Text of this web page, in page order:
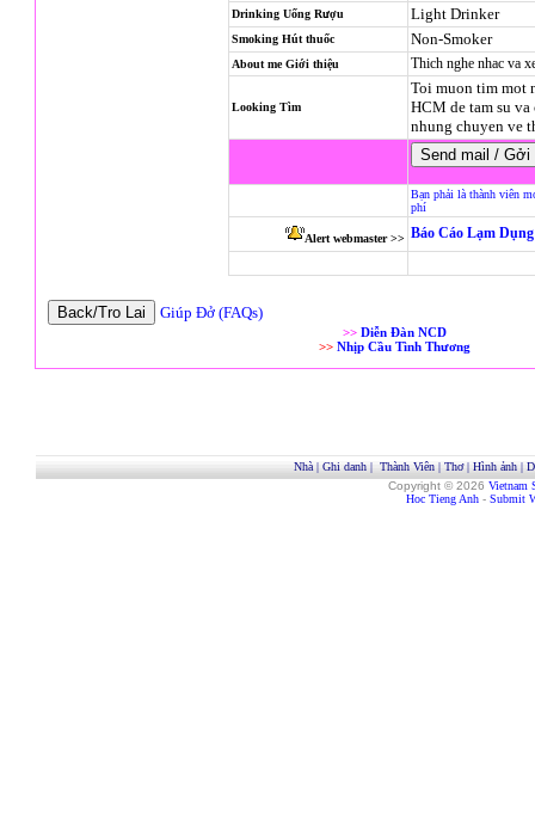
Drinking Uống Rượu Light Drinker
Smoking Hút thuốc Non-Smoker
About me Giới thiệu Thich nghe nhac va
Looking Tìm
Toi muon tim mot
HCM de tam su
nhung chuyen ve
Bạn phải là thành viên
phí
Alert webmaster >> Báo Cáo Lạm
Giúp Đở (FAQs)
>> Diễn Đàn NCD
>> Nhịp Cầu Tình Thương
Nhà| Ghi danh| Thành Viên| Thơ| Hình ảnh|
Copyright © 2026 Vietnam
Hoc Tieng Anh - Submit